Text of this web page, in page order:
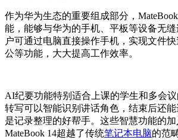
作为华为生态的重要组成部分，
能，能够与华为的手机、平板等设备无
户可通过电脑直接操作手机，实现文件
公等功能，大大提高工作效率。
AI纪要功能特别适合上课的学生和多会
转写可以智能识别讲话角色，结束后还能
是记录整理的好帮手。这些智慧功能的
MateBook 14超越了传统笔记本电脑的范